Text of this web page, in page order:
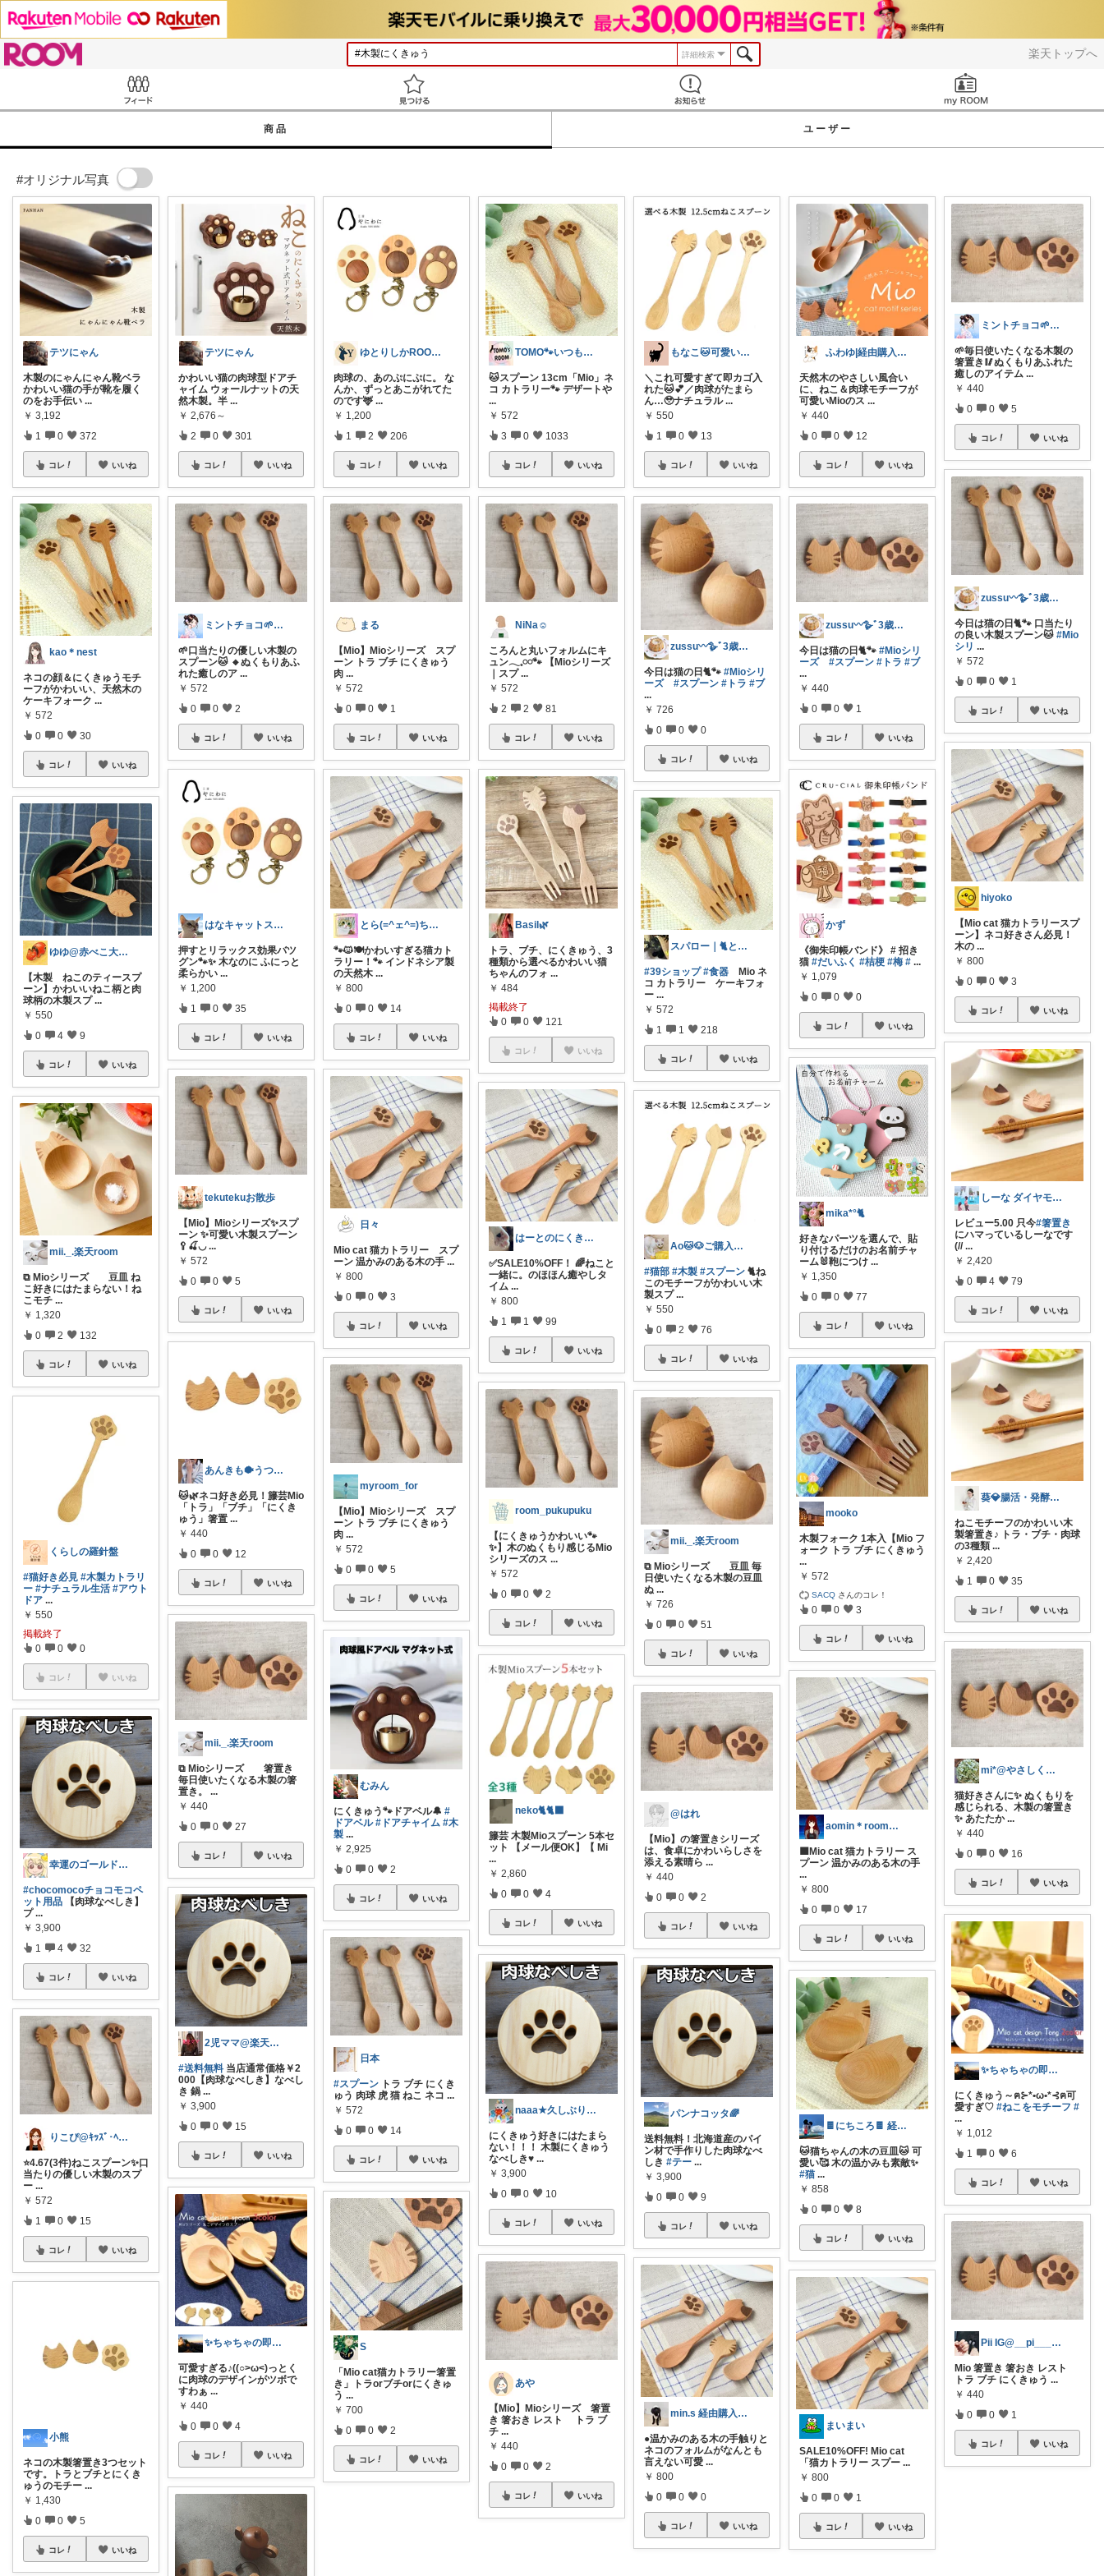
楽天トップへ
詳細検索
商品 ユーザー
#オリジナル写真
テツにゃん
木製のにゃんにゃん靴ベラ
かわいい猫の手が靴を履く
のをお手伝い ...
￥ 3,192
1 0 372
コレ いいね
kao＊nest
ネコの顔＆にくきゅうモチ
ーフがかわいい、天然木の
ケーキフォーク ...
￥ 572
0 0 30
コレ いいね
ゆゆ@赤べこ大好き
【木製 ねこのティースプ
ーン】かわいいねこ柄と肉
球柄の木製スプ ...
￥ 550
0 4 9
コレ いいね
mii._.楽天room
⧉ Mioシリーズ 豆皿 ね
こ好きにはたまらない！ね
こモチ ...
￥ 1,320
0 2 132
コレ いいね
くらしの羅針盤
#猫好き必見 #木製カトラリ
ー #ナチュラル生活 #アウト
ドア ...
￥ 550
掲載終了
0 0 0
コレ いいね
幸運のゴールドスライム💓まったり🤗
#chocomocoチョコモコペ
ット用品 【肉球なべしき】
プ ...
￥ 3,900
1 4 32
コレ いいね
りこぴ@ｷｯｽﾞ･ﾍﾞﾋﾞｰ時々好きな物
⭐️4.67(3件)ねこスプーン✨口
当たりの優しい木製のスプ
ー ...
￥ 572
1 0 15
コレ いいね
小熊
ネコの木製箸置き3つセット
です。トラとブチとにくき
ゅうのモチー ...
￥ 1,430
0 0 5
コレ いいね
テツにゃん
かわいい猫の肉球型ドアチ
ャイム ウォールナットの天
然木製。半 ...
￥ 2,676～
2 0 301
コレ いいね
ミントチョコ🌱いつもありがとう
🌱口当たりの優しい木製の
スプーン🐱 🔸ぬくもりあふ
れた癒しのア ...
￥ 572
0 0 2
コレ いいね
はなキャットスタジオ🐱
押すとリラックス効果バツ
グン🐾✨ 木なのに ふにっと
柔らかい ...
￥ 1,200
1 0 35
コレ いいね
tekutekuお散歩
【Mio】Mioシリーズ✨スプ
ーン ✨可愛い木製スプーン
🥄🍒◡ ...
￥ 572
0 0 5
コレ いいね
あんきも🐡うつわ好き/10日購入感謝
🐱🌿ネコ好き必見！籐芸Mio
「トラ」「ブチ」「にくき
ゅう」箸置 ...
￥ 440
0 0 12
コレ いいね
mii._.楽天room
⧉ Mioシリーズ 箸置き
毎日使いたくなる木製の箸
置き。
...
￥ 440
0 0 27
コレ いいね
2児ママ@楽天信者 感謝💖
#送料無料 当店通常価格￥2
000【肉球なべしき】なべし
き 鍋 ...
￥ 3,900
0 0 15
コレ いいね
✨ちゃちゃの即買い決定！お得大好き🔥
可愛すぎる♪((○>ω<)っとく
に肉球のデザインがツボで
すわぁ ...
￥ 440
0 0 4
コレ いいね
ゆとりしかROOM🦌しかちゃんセレクト
肉球の、あのぷにぷに。 な
んか、ずっとあこがれてた
のです🦌...
￥ 1,200
1 2 206
コレ いいね
まる
【Mio】Mioシリーズ スプ
ーン トラ ブチ にくきゅう
肉 ...
￥ 572
0 0 1
コレ いいね
とら(=^ェ^=)ちゃちゃ
🐾🐱🍽️かわいすぎる猫カト
ラリー！🐾 インドネシア製
の天然木 ...
￥ 800
0 0 14
コレ いいね
日々
Mio cat 猫カトラリー スプ
ーン 温かみのある木の手 ...
￥ 800
0 0 3
コレ いいね
myroom_for
【Mio】Mioシリーズ スプ
ーン トラ ブチ にくきゅう
肉 ...
￥ 572
0 0 5
コレ いいね
むみん
にくきゅう🐾ドアベル🔔#
ドアベル #ドアチャイム #木
製 ...
￥ 2,925
0 0 2
コレ いいね
日本
#スプーン トラ ブチ にくき
ゅう 肉球 虎 猫 ねこ ネコ...
￥ 572
0 0 14
コレ いいね
S
「Mio cat猫カトラリー箸置
き」トラorブチorにくきゅ
う ...
￥ 700
0 0 2
コレ いいね
TOMO🐾いつもありがとう💕
🐱スプーン 13cm「Mio」ネ
コ カトラリー🐾 デザートや
...
￥ 572
3 0 1033
コレ いいね
NiNa☺︎
ころんと丸いフォルムにキ
ュン𓂃𓈒𓏸𓏸🐾 【Mioシリーズ
｜スプ ...
￥ 572
2 2 81
コレ いいね
Basil🌿
トラ、ブチ、にくきゅう、3
種類から選べるかわいい猫
ちゃんのフォ ...
￥ 484
掲載終了
0 0 121
コレ いいね
はーとのにくきゅう💕傘マグネット感謝！
✅SALE10%OFF！ 🌈ねこと
一緒に。のほほん癒やしタ
イム ...
￥ 800
1 1 99
コレ いいね
room_pukupuku
【にくきゅうかわいい🐾
✨】木のぬくもり感じるMio
シリーズのス ...
￥ 572
0 0 2
コレ いいね
neko🐈🐈‍⬛
籐芸 木製Mioスプーン 5本セ
ット 【メール便OK】【 Mi
...
￥ 2,860
0 0 4
コレ いいね
naaa★久しぶりに復活꙳★*ﾟ
にくきゅう好きにはたまら
ない！！！ 木製にくきゅう
なべしき♥ ...
￥ 3,900
0 0 10
コレ いいね
あや
【Mio】Mioシリーズ 箸置
き 箸おき レスト トラ ブ
チ ...
￥ 440
0 0 2
コレ いいね
もなこ🐱可愛い厳選ROOM
＼これ可愛すぎて即カゴ入
れた🐱💕／肉球がたまら
ん…🥹ナチュラル ...
￥ 550
1 0 13
コレ いいね
zussu〰🪿ﾞ3歳育児中*ﾜｰﾏﾏ
今日は猫の日🐈🐾#Mioシリ
ーズ
#スプーン #トラ #ブ
...
￥ 726
0 0 0
コレ いいね
スパロー｜🐈と季節のこもれび探し🌿
#39ショップ #食器 Mio ネ
コ カトラリー ケーキフォ
ー ...
￥ 572
1 1 218
コレ いいね
Ao🐱🐶ご購入ありがとうございます！
#猫部 #木製 #スプーン 🐈ね
このモチーフがかわいい木
製スプ ...
￥ 550
0 2 76
コレ いいね
mii._.楽天room
⧉ Mioシリーズ 豆皿 毎
日使いたくなる木製の豆皿
ぬ ...
￥ 726
0 0 51
コレ いいね
@はれ
【Mio】の箸置きシリーズ
は、食卓にかわいらしさを
添える素晴ら ...
￥ 440
0 0 2
コレ いいね
パンナコッタ🌈
送料無料！北海道産のパイ
ン材で手作りした肉球なべ
しき#テー ...
￥ 3,900
0 0 9
コレ いいね
min.s 経由購入感謝です(*´∇｀*
●温かみのある木の手触りと
ネコのフォルムがなんとも
言えない可愛 ...
￥ 800
0 0 0
コレ いいね
ふわゆ|経由購入感謝です🧡
天然木のやさしい風合い
に、ねこ＆肉球モチーフが
可愛いMioのス ...
￥ 440
0 0 12
コレ いいね
zussu〰🪿ﾞ3歳育児中*ﾜｰﾏﾏ
今日は猫の日🐈🐾#Mioシリ
ーズ
#スプーン #トラ #ブ
...
￥ 440
0 0 1
コレ いいね
かず
《御朱印帳バンド》 # 招き
猫#だいふく #桔梗 #梅 # ...
￥ 1,079
0 0 0
コレ いいね
mika*°🐈
好きなパーツを選んで、貼
り付けるだけのお名前チャ
ーム🐰鞄につけ ...
￥ 1,350
0 0 77
コレ いいね
mooko
木製フォーク 1本入【Mio フ
ォーク トラ ブチ にくきゅう
...
￥ 572
SACQ さんのコレ！
0 0 3
コレ いいね
aomin＊roomナチュラル大好き！
🟦Mio cat 猫カトラリー ス
プーン 温かみのある木の手
...
￥ 800
0 0 17
コレ いいね
🍫にちころ🍫 経由購入ありがとう🥰
🐱猫ちゃんの木の豆皿🐱 可
愛い🥰 木の温かみも素敵✨
#猫 ...
￥ 858
0 0 8
コレ いいね
まいまい
SALE10%OFF! Mio cat
「猫カトラリー スプー ...
￥ 800
0 0 1
コレ いいね
ミントチョコ🌱いつもありがとう
🌱毎日使いたくなる木製の
箸置き🥢ぬくもりあふれた
癒しのアイテム ...
￥ 440
0 0 5
コレ いいね
zussu〰🪿ﾞ3歳育児中*ﾜｰﾏﾏ
今日は猫の日🐈🐾 口当たり
の良い木製スプーン🐱#Mio
シリ ...
￥ 572
0 0 1
コレ いいね
hiyoko
【Mio cat 猫カトラリースプ
ーン】ネコ好きさん必見！
木の ...
￥ 800
0 0 3
コレ いいね
しーな ダイヤモンド会員
レビュー5.00 只今#箸置き
にハマっているしーなです
(// ...
￥ 2,420
0 4 79
コレ いいね
葵💎腸活・発酵暮らし・ナチュラル雑貨
ねこモチーフのかわいい木
製箸置き♪ トラ・ブチ・肉球
の3種類 ...
￥ 2,420
1 0 35
コレ いいね
mi*@やさしく整う暮らし
猫好きさんに✨ ぬくもりを
感じられる、木製の箸置き
✨ あたたか ...
￥ 440
0 0 16
コレ いいね
✨ちゃちゃの即買い決定！お得大好き🔥
にくきゅう～ฅ⊱*•ω•*⊰ฅ可
愛すぎ♡#ねこをモチーフ #
...
￥ 1,012
1 0 6
コレ いいね
Pii IG@__pi___me.5
Mio 箸置き 箸おき レスト
トラ ブチ にくきゅう...
￥ 440
0 0 1
コレ いいね